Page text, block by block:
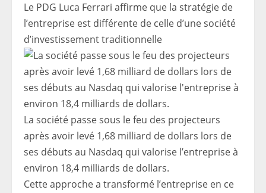
Le PDG Luca Ferrari affirme que la stratégie de
l’entreprise est différente de celle d’une société
d’investissement traditionnelle
La société passe sous le feu des projecteurs
après avoir levé 1,68 milliard de dollars lors de
ses débuts au Nasdaq qui valorise l’entreprise à
environ 18,4 milliards de dollars.
Cette approche a transformé l’entreprise en ce